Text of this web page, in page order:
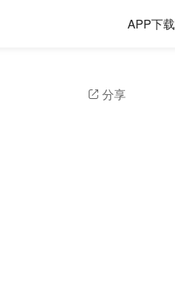
APP下载
分享